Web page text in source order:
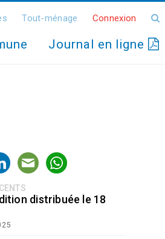
Tout-ménage Connexion
Journal en ligne
distribuée le 18